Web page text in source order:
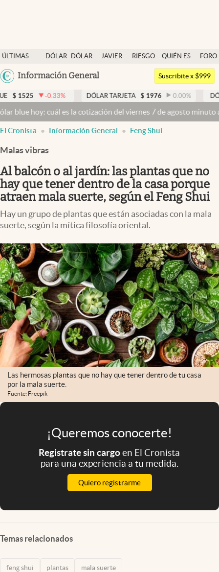
ÚLTIMAS
NOTICIAS
DÓLAR
DÓLAR
JAVIER
RIESGO
QUIÉN ES
QUIÉN
FORO
Argentina
México
Información General
Dólar
Members
Economía y Política
Finanzas y Mercados
Mercados Online
Negocios
Columnistas
Otras secciones
Infotechnology
Clase
Clima
Mundial 2026
Eventos Corporativos
El Cronista Studio
Mediakit
abre en nueva pestaña
Argentina
Suscribite x $999
-0.33% DÓLAR TARJETA $ 1976 0.00 % DÓLAR MEP $
cuál es la cotización del viernes 7 de agosto minuto a minuto
El Cronista Información General Feng Shui
Malas vibras
Al balcón o al jardín: las plantas que no
hay que tener dentro de la casa porque
atraen mala suerte, según el Feng Shui
Hay un grupo de plantas que están asociadas con la mala
suerte, según la mítica filosofía oriental.
Las hermosas plantas que no hay que tener dentro de tu casa
por la mala suerte.
Fuente: Freepik
¡Queremos conocerte!
Registrate sin cargoen El Cronista
para una experiencia a tu medida.
Quiero registrarme
Temas relacionados
feng shui plantas mala suerte